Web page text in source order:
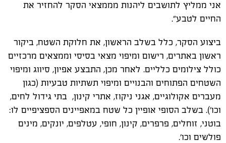
אני ממליץ לתושבים ליהנות מממצאי הסקר להחזיר את
החיים לטבע".
ביצוע הסקר, כלל בשלב הראשון, את חלוקת השטח, ביקור
ראשון באתרים, רישום ומיפוי מצאי בסיסי וממצאים מרכזיים
כולל צילומים כלליים. לאחר מכן, התבצע אפיון, סיווג ומיפוי
השטחים הפתוחים והבנויים ומיפוי תשתיות טבעיות (כגון
מעברים אקולוגיים, אגני ניקוז, אתרי קינון, בתי גידול לחים,
וכו'). בשלב הסופי אופיין כל שטח במאפיינים הספציפיים לו:
בוטני, זוחלים, פרפרים, קינון, חופי, עטלפים, יונקים, מינים
פולשים וכו'.